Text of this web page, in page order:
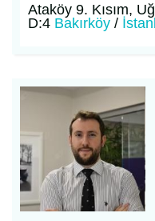
Ataköy 9. Kısım,
D:4 Bakırköy /